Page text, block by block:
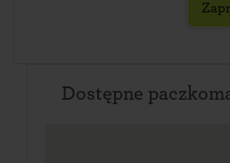
Dostępne